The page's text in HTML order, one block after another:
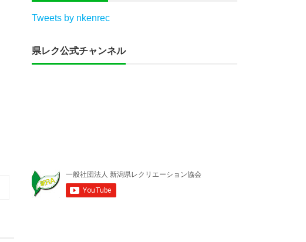
Tweets by nkenrec
県レク公式チャンネル